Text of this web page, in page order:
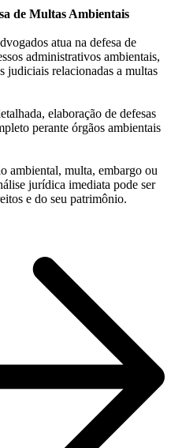
de Multas Ambientais
atua na defesa de
administrativos ambientais,
judiciais relacionadas a multas
elaboração de defesas
perante órgãos ambientais
ambiental, multa, embargo ou
jurídica imediata pode ser
e do seu patrimônio.